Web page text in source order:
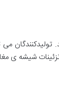
می
شیشه ی